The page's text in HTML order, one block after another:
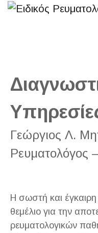
Γεώργιος Λ.
Ρευματολόγος
Η σωστή και
θεμέλιο για την
ρευματολογικών